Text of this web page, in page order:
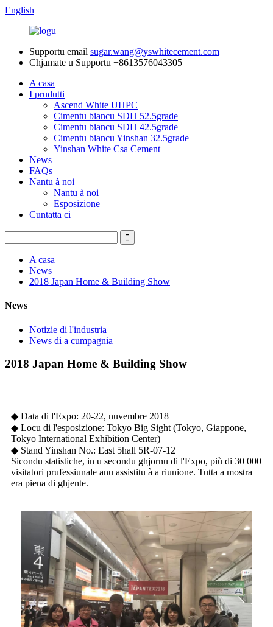
English
Supportu email sugar.wang@yswhitecement.com
Chjamate u Supportu +8613576043305
A casa
I prudutti
Ascend White UHPC
Cimentu biancu SDH 52.5grade
Cimentu biancu SDH 42.5grade
Cimentu biancu Yinshan 32.5grade
Yinshan White Csa Cement
News
FAQs
Nantu à noi
Nantu à noi
Esposizione
Cuntatta ci
A casa
News
2018 Japan Home & Building Show
News
Notizie di l'industria
News di a cumpagnia
2018 Japan Home & Building Show
◆ Data di l'Expo: 20-22, nuvembre 2018
◆ Locu di l'esposizione: Tokyo Big Sight (Tokyo, Giappone,
Tokyo International Exhibition Center)
◆ Stand Yinshan No.: East 5hall 5R-07-12
Sicondu statistiche, in u secondu ghjornu di l'Expo, più di 30 000
visitatori prufessiunale anu assistitu à a riunione. Tutta a mostra
era piena di ghjente.